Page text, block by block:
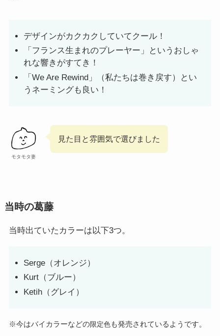
デザインがカクカクしていてクール！
「フランス生まれのプレーヤー」というおしゃ
れな響きがすてき！
「We Are Rewind」（私たちは巻き戻す）とい
うネーミングも良い！
モタモタ妻
見た目と雰囲気で選びました
当時の葛藤
当時出ていたカラーは以下3つ。
Serge（オレンジ）
Kurt（ブルー）
Ketih（グレイ）
※今はバイカラーなどの限定色も発売されているようです。